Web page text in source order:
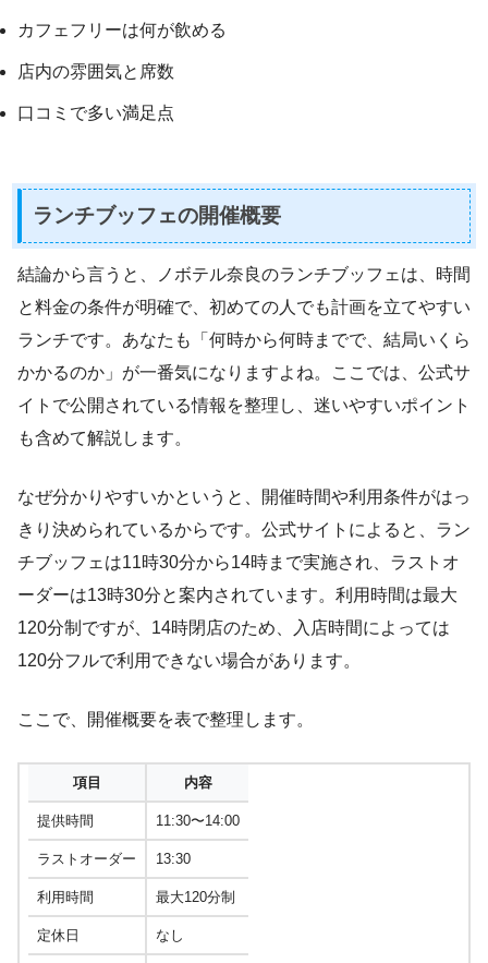
カフェフリーは何が飲める
店内の雰囲気と席数
口コミで多い満足点
ランチブッフェの開催概要
結論から言うと、ノボテル奈良のランチブッフェは、時間
と料金の条件が明確で、初めての人でも計画を立てやすい
ランチです。あなたも「何時から何時までで、結局いくら
かかるのか」が一番気になりますよね。ここでは、公式サ
イトで公開されている情報を整理し、迷いやすいポイント
も含めて解説します。
なぜ分かりやすいかというと、開催時間や利用条件がはっ
きり決められているからです。公式サイトによると、ラン
チブッフェは11時30分から14時まで実施され、ラストオ
ーダーは13時30分と案内されています。利用時間は最大
120分制ですが、14時閉店のため、入店時間によっては
120分フルで利用できない場合があります。
ここで、開催概要を表で整理します。
項目 内容
提供時間 11:30〜14:00
ラストオーダー 13:30
利用時間 最大120分制
定休日 なし